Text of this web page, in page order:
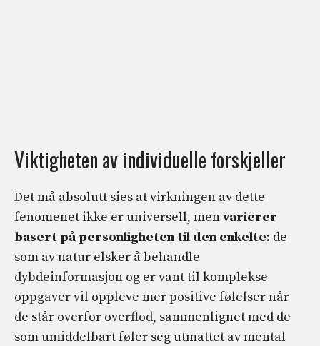
Viktigheten av individuelle forskjeller
Det må absolutt sies at virkningen av dette
fenomenet ikke er universell, menvarierer
basert på personligheten til den enkelte: de
som av natur elsker å behandle
dybdeinformasjon og er vant til komplekse
oppgaver vil oppleve mer positive følelser når
de står overfor overflod, sammenlignet med de
som umiddelbart føler seg utmattet av mental